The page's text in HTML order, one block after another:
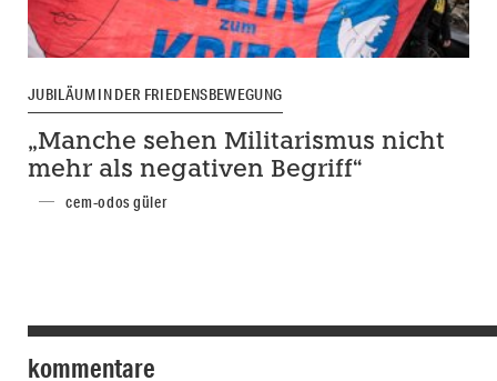
JUBILÄUM IN DER FRIEDENSBEWEGUNG
„Manche sehen Militarismus nicht
mehr als negativen Begriff“
cem-odos güler
kommentare